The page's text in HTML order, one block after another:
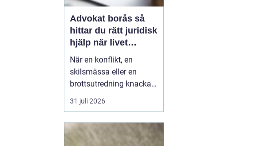
Advokat borås så
hittar du rätt juridisk
hjälp när livet
krånglar
När en konflikt, en
skilsmässa eller en
brottsutredning knackar
på dörren förändras
vardagen snabbt.
länge med att kontakta
jurist, ofta av oro för
31 juli 2026